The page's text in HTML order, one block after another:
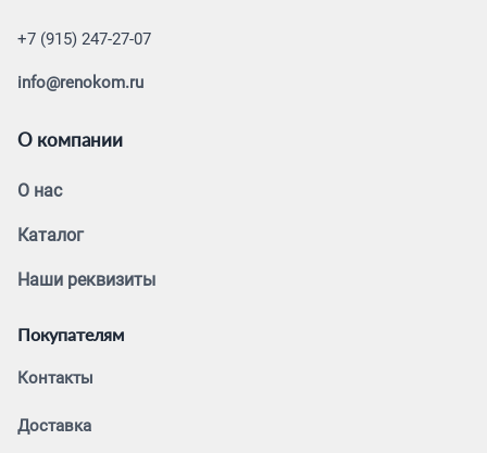
+7 (915) 247-27-07
info@renokom.ru
О компании
О нас
Каталог
Наши реквизиты
Покупателям
Контакты
Доставка